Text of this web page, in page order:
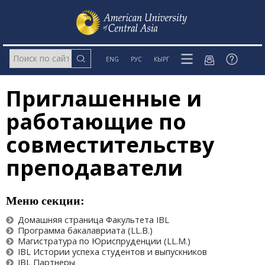
ENG РУС КЫРГ
Приглашенные и
работающие по
совместительству
преподаватели
Меню секции:
Домашняя страница Факультета IBL
Программа бакалавриата (LL.B.)
Магистратура по Юриспруденции (LL.M.)
IBL Истории успеха студентов и выпускников
IBL Партнеры